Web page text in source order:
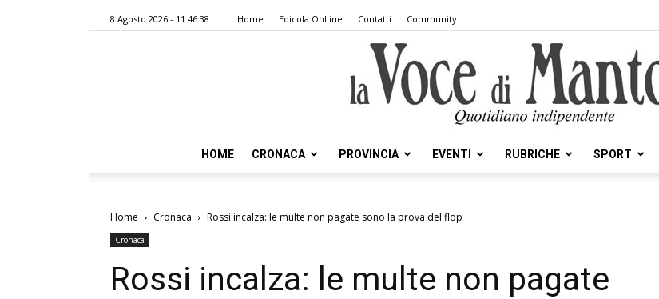
8 Agosto 2026 - 11:46:38 Home Edicola OnLine Contatti Community
Voce
HOME CRONACA PROVINCIA EVENTI RUBRICHE SPORT
Home Cronaca Rossi incalza: le multe non pagate sono la prova del flop
Cronaca
Rossi incalza: le multe non pagate